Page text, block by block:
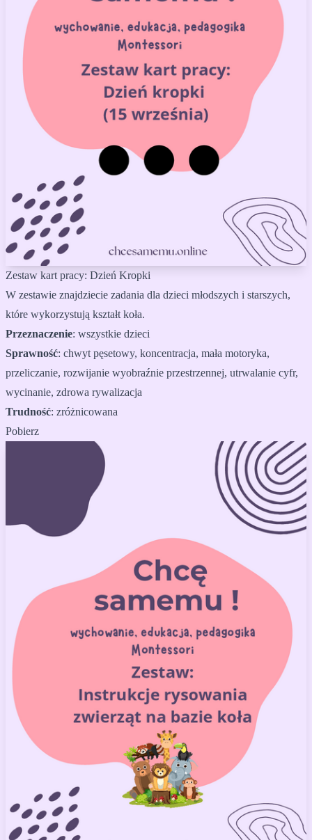
Zestaw kart pracy: Dzień Kropki
W zestawie znajdziecie zadania dla dzieci młodszych i starszych,
które wykorzystują kształt koła.
Przeznaczenie: wszystkie dzieci
Sprawność: chwyt pęsetowy, koncentracja, mała motoryka,
przeliczanie, rozwijanie wyobraźnie przestrzennej, utrwalanie cyfr,
wycinanie, zdrowa rywalizacja
Trudność: zróżnicowana
Pobierz